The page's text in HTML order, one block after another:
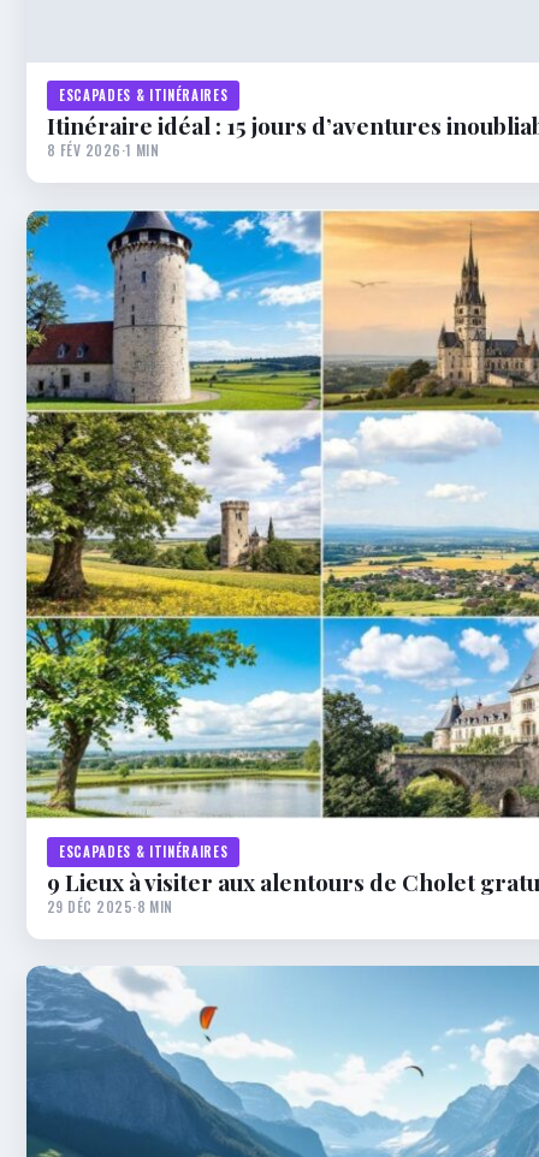
ESCAPADES & ITINÉRAIRES
Itinéraire idéal : 15 jours d’aventures
8 FÉV 2026·1 MIN
ESCAPADES & ITINÉRAIRES
9 Lieux à visiter aux alentours de Cholet
29 DÉC 2025·8 MIN